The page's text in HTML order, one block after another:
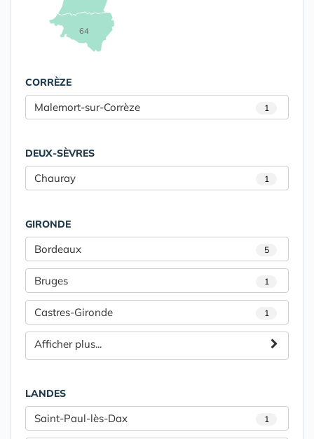
64
CORRÈZE
Malemort-sur-Corrèze 1
DEUX-SÈVRES
Chauray 1
GIRONDE
Bordeaux 5
Bruges 1
Castres-Gironde 1
Afficher plus...
LANDES
Saint-Paul-lès-Dax 1